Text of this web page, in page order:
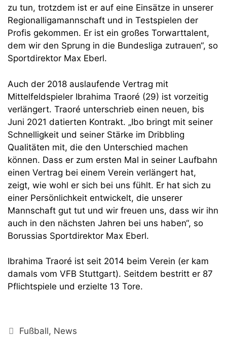
zu tun, trotzdem ist er auf eine Einsätze in unserer
Regionalligamannschaft und in Testspielen der
Profis gekommen. Er ist ein großes Torwarttalent,
dem wir den Sprung in die Bundesliga zutrauen“, so
Sportdirektor Max Eberl.
Auch der 2018 auslaufende Vertrag mit
Mittelfeldspieler Ibrahima Traoré (29) ist vorzeitig
verlängert. Traoré unterschrieb einen neuen, bis
Juni 2021 datierten Kontrakt. „Ibo bringt mit seiner
Schnelligkeit und seiner Stärke im Dribbling
Qualitäten mit, die den Unterschied machen
können. Dass er zum ersten Mal in seiner Laufbahn
einen Vertrag bei einem Verein verlängert hat,
zeigt, wie wohl er sich bei uns fühlt. Er hat sich zu
einer Persönlichkeit entwickelt, die unserer
Mannschaft gut tut und wir freuen uns, dass wir ihn
auch in den nächsten Jahren bei uns haben“, so
Borussias Sportdirektor Max Eberl.
Ibrahima Traoré ist seit 2014 beim Verein (er kam
damals vom VFB Stuttgart). Seitdem bestritt er 87
Pflichtspiele und erzielte 13 Tore.
Kategorien
Fußball, News